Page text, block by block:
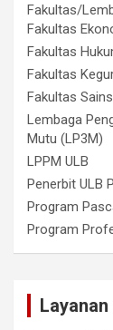
Fakultas/
Fakultas
Fakultas
Fakultas
Fakultas
Lembaga
Mutu (LP3M)
LPPM ULB
Penerbit ULB
Program
Program